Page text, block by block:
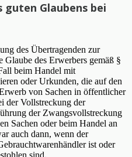
guten Glaubens bei
des Übertragenden zur
Glaube des Erwerbers gemäß §
beim Handel mit
oder Urkunden, die auf den
von Sachen in öffentlicher
der Vollstreckung der
der Zwangsvollstreckung
Sachen oder beim Handel an
auch dann, wenn der
ist oder